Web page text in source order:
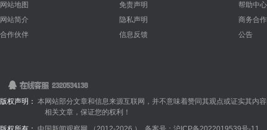
网站地图
网站简介
合作伙伴
免责声明
隐私声明
信息反馈
帮助中心
商务合作
公告
版权声明： 本网站部分文章和信息来源互联网，并不意味着赞同其观点或证实其内
相关文章，保证您的权利！